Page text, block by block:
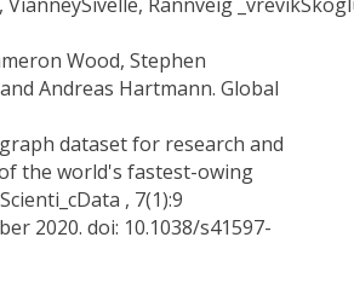
Wood, Stephen
Andreas Hartmann. Global
dataset for research and
the world's fastest-owing
Scienti_cData , 7(1):9
2020. doi: 10.1038/s41597-